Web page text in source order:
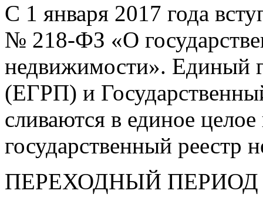
С 1 января 2017 года
№ 218-ФЗ «О
недвижимости». Единый
(ЕГРП) и
сливаются в единое
государственный
ПЕРЕХОДНЫЙ ПЕРИОД